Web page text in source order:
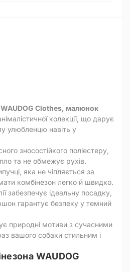
Clothes, малюнок
колекції, що дарує
улюбленцю навіть у
зносостійкого поліестеру,
та не обмежує рухів.
яка не чіпляється за
комбінезон легко й швидко.
забезпечує ідеальну посадку,
гарантує безпеку у темний
природні мотиви з сучасними
вашого собаки стильним і
WAUDOG